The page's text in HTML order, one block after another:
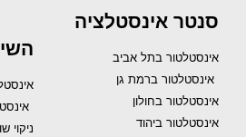
סנטר אינסטלציה
אינסטלטור בתל אביב
אינסטלטור ברמת גן
אינסטלטור בחולון
אינסטלטור ביהוד
אינסטלטור
ניקוי